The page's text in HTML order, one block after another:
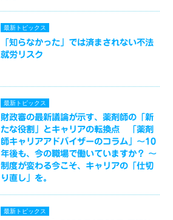
最新トピックス
「知らなかった」では済まされない不法
就労リスク
最新トピックス
財政審の最新議論が示す、薬剤師の「新
たな役割」とキャリアの転換点 「薬剤
師キャリアアドバイザーのコラム」～10
年後も、今の職場で働いていますか？ ～
制度が変わる今こそ、キャリアの「仕切
り直し」を。
最新トピックス